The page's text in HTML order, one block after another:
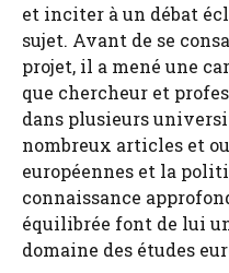
et inciter à un débat
sujet. Avant de se
projet, il a mené une
que chercheur et
dans plusieurs
nombreux articles et
européennes et la
connaissance
équilibrée font de lui
domaine des études